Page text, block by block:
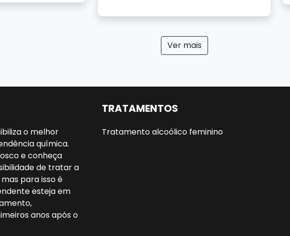
Ver mais
o melhor
química.
e conheça
de tratar a
para isso é
esteja em
anos após o
TRATAMENTOS
Tratamento alcoólico feminino